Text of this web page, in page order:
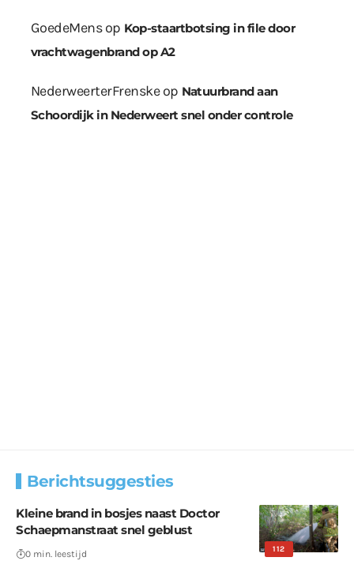
GoedeMensop Kop-staartbotsing in file door
vrachtwagenbrand op A2
NederweerterFrenskeop Natuurbrand aan
Schoordijk in Nederweert snel onder controle
Berichtsuggesties
112
Kleine brand in bosjes naast Doctor
Schaepmanstraat snel geblust
0 min. leestijd